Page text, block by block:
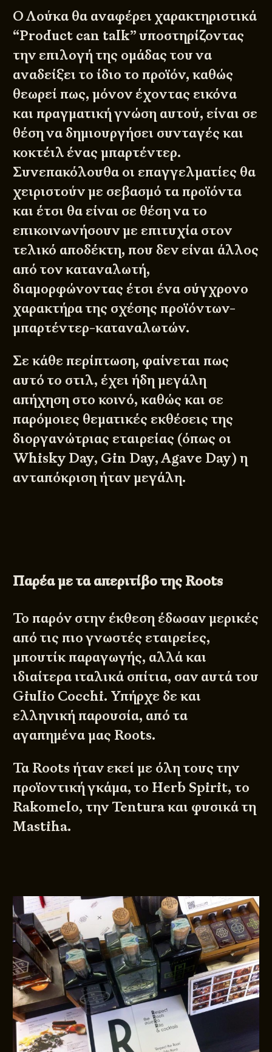
Ο Λούκα θα αναφέρει χαρακτηριστικά
“Product can talk” υποστηρίζοντας
την επιλογή της ομάδας του να
αναδείξει το ίδιο το προϊόν, καθώς
θεωρεί πως, μόνον έχοντας εικόνα
και πραγματική γνώση αυτού, είναι σε
θέση να δημιουργήσει συνταγές και
κοκτέιλ ένας μπαρτέντερ.
Συνεπακόλουθα οι επαγγελματίες θα
χειριστούν με σεβασμό τα προϊόντα
και έτσι θα είναι σε θέση να το
επικοινωνήσουν με επιτυχία στον
τελικό αποδέκτη, που δεν είναι άλλος
από τον καταναλωτή,
διαμορφώνοντας έτσι ένα σύγχρονο
χαρακτήρα της σχέσης προϊόντων-
μπαρτέντερ-καταναλωτών.
Σε κάθε περίπτωση, φαίνεται πως
αυτό το στιλ, έχει ήδη μεγάλη
απήχηση στο κοινό, καθώς και σε
παρόμοιες θεματικές εκθέσεις της
διοργανώτριας εταιρείας (όπως οι
Whisky Day, Gin Day, Agave Day) η
ανταπόκριση ήταν μεγάλη.
Παρέα με τα απεριτίβο της Roots
Το παρόν στην έκθεση έδωσαν μερικές
από τις πιο γνωστές εταιρείες,
μπουτίκ παραγωγής, αλλά και
ιδιαίτερα ιταλικά σπίτια, σαν αυτά του
Giulio Cocchi. Υπήρχε δε και
ελληνική παρουσία, από τα
αγαπημένα μας Roots.
Τα Roots ήταν εκεί με όλη τους την
προϊοντική γκάμα, το Herb Spirit, το
Rakomelo, την Tentura και φυσικά τη
Mastiha.